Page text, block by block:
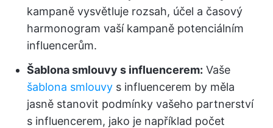
kampaně vysvětluje rozsah, účel a časový
harmonogram vaší kampaně potenciálním
influencerům.
Šablona smlouvy s influencerem: Vaše
šablona smlouvy s influencerem by měla
jasně stanovit podmínky vašeho partnerství
s influencerem, jako je například počet